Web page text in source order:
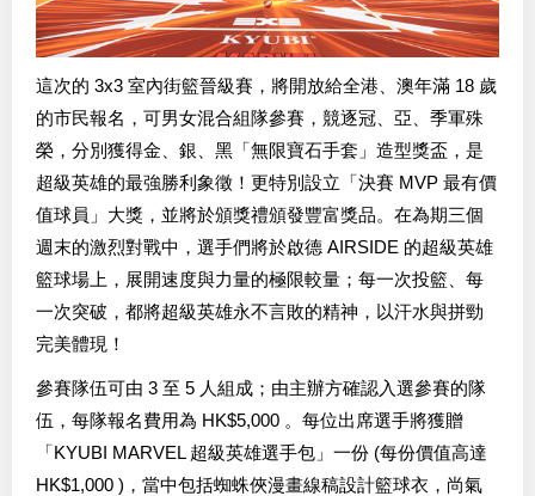
這次的 3x3 室內街籃晉級賽，將開放給全港、澳年滿 18 歲
的市民報名，可男女混合組隊參賽，競逐冠、亞、季軍殊
榮，分別獲得金、銀、黑「無限寶石手套」造型獎盃，是
超級英雄的最強勝利象徵！更特別設立「決賽 MVP 最有價
值球員」大獎，並將於頒獎禮頒發豐富獎品。在為期三個
週末的激烈對戰中，選手們將於啟德 AIRSIDE 的超級英雄
籃球場上，展開速度與力量的極限較量；每一次投籃、每
一次突破，都將超級英雄永不言敗的精神，以汗水與拼勁
完美體現！
參賽隊伍可由 3 至 5 人組成；由主辦方確認入選參賽的隊
伍，每隊報名費用為 HK$5,000 。每位出席選手將獲贈
「KYUBI MARVEL 超級英雄選手包」一份 (每份價值高達
HK$1,000 )，當中包括蜘蛛俠漫畫線稿設計籃球衣，尚氣